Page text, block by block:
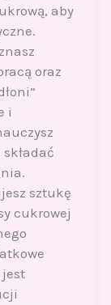
aby
oraz
i
sztukę
cukrowej